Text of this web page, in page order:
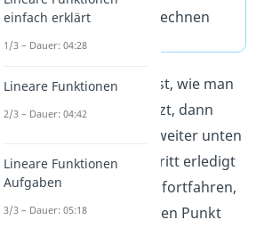
eintragen und ausrechnen
Wenn du wissen möchtest, wie man
den ersten Schritt umsetzt, dann
schau dir unser Beispiel weiter unten
an. Sobald du diesen Schritt erledigt
hast, kannst du genauso fortfahren,
wie beim Abstand zwischen Punkt
einfach erklärt
1/3 – Dauer: 04:28
Lineare Funktionen
2/3 – Dauer: 04:42
Lineare Funktionen
Aufgaben
3/3 – Dauer: 05:18